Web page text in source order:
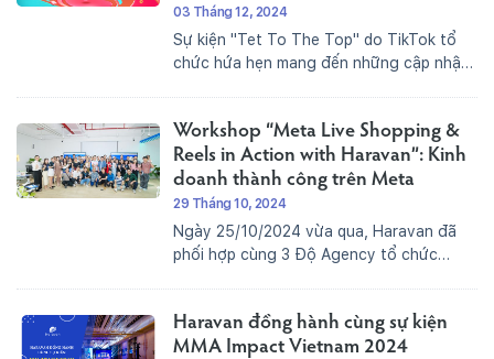
03 Tháng 12, 2024
Sự kiện "Tet To The Top" do TikTok tổ
chức hứa hẹn mang đến những cập nhật
nghiệp và nhà sáng tạo nội...
Workshop “Meta Live Shopping &
Reels in Action with Haravan”: Kinh
doanh thành công trên Meta
29 Tháng 10, 2024
Ngày 25/10/2024 vừa qua, Haravan đã
phối hợp cùng 3 Độ Agency tổ chức
sự quan tâm của đông đảo doanh nghiệp,
thương hiệu, nhà bán...
Haravan đồng hành cùng sự kiện
MMA Impact Vietnam 2024